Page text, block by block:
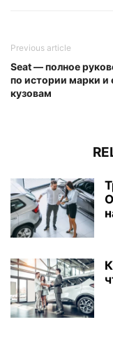
Previous article
Seat — полное
по истории марки и
кузовам